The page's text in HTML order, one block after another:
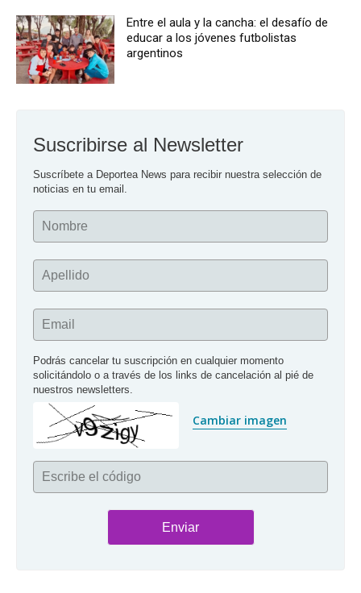
Entre el aula y la cancha: el desafío de
educar a los jóvenes futbolistas
argentinos
Suscribirse al Newsletter
Suscríbete a Deportea News para recibir nuestra selección de
noticias en tu email.
Nombre
Apellido
Email
Podrás cancelar tu suscripción en cualquier momento
solicitándolo o a través de los links de cancelación al pié de
nuestros newsletters.
Cambiar imagen
Escribe el código